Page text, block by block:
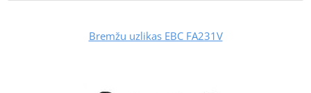
Bremžu uzlikas EBC FA231V